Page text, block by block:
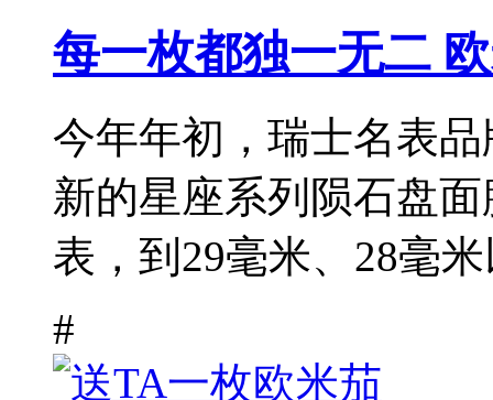
每一枚都独一无二
今年年初，瑞士名表
新的星座系列陨石盘
表，到29毫米、28毫
#